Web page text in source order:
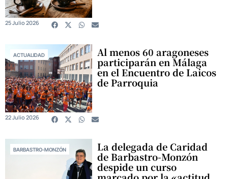
25 Julio 2026
ACTUALIDAD Al menos 60 aragoneses
participarán en Málaga
en el Encuentro de Laicos
de Parroquia
22 Julio 2026
BARBASTRO-MONZÓN La delegada de Caridad
de Barbastro-Monzón
despide un curso